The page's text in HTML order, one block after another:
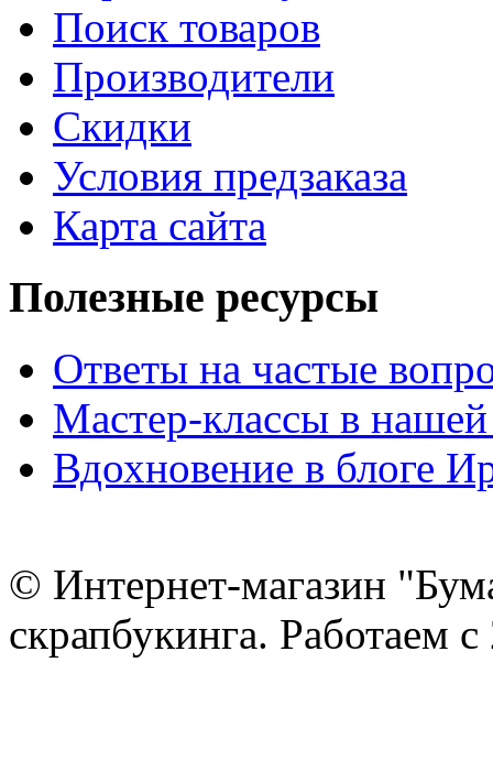
Поиск товаров
Производители
Скидки
Условия предзаказа
Карта сайта
Полезные ресурсы
Ответы на частые
Мастер-классы в нашей
Вдохновение в блоге
© Интернет-магазин
скрапбукинга. Работаем с